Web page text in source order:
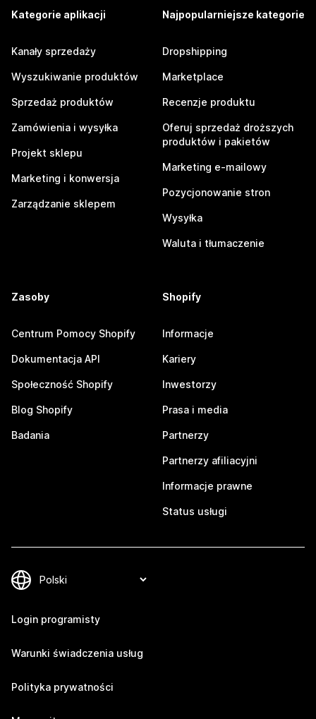
Kategorie aplikacji
Kanały sprzedaży
Wyszukiwanie produktów
Sprzedaż produktów
Zamówienia i wysyłka
Projekt sklepu
Marketing i konwersja
Zarządzanie sklepem
Najpopularniejsze kategorie
Dropshipping
Marketplace
Recenzje produktu
Oferuj sprzedaż droższych
produktów i pakietów
Marketing e-mailowy
Pozycjonowanie stron
Wysyłka
Waluta i tłumaczenie
Zasoby
Centrum Pomocy Shopify
Dokumentacja API
Społeczność Shopify
Blog Shopify
Badania
Shopify
Informacje
Kariery
Inwestorzy
Prasa i media
Partnerzy
Partnerzy afiliacyjni
Informacje prawne
Status usługi
Login programisty
Warunki świadczenia usług
Polityka prywatności